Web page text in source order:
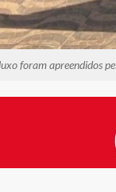
foram apreendidos